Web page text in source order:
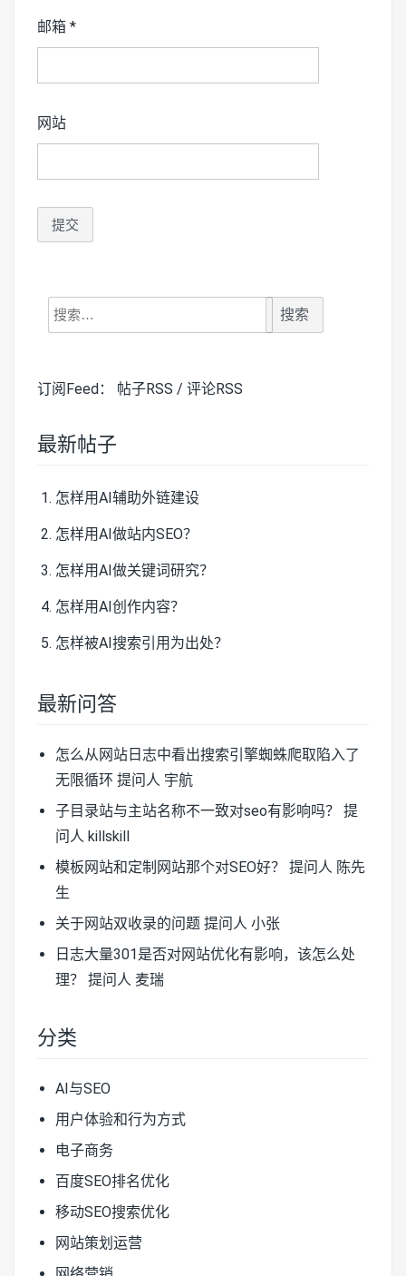
邮箱 *
网站
搜
索：
订阅Feed： 帖子RSS / 评论RSS
最新帖子
怎样用AI辅助外链建设
怎样用AI做站内SEO？
怎样用AI做关键词研究？
怎样用AI创作内容？
怎样被AI搜索引用为出处？
最新问答
怎么从网站日志中看出搜索引擎蜘蛛爬取陷入了
无限循环 提问人 宇航
子目录站与主站名称不一致对seo有影响吗？
提
问人 killskill
模板网站和定制网站那个对SEO好？
提问人 陈先
生
关于网站双收录的问题 提问人 小张
日志大量301是否对网站优化有影响，该怎么处
理？
提问人 麦瑞
分类
AI与SEO
用户体验和行为方式
电子商务
百度SEO排名优化
移动SEO搜索优化
网站策划运营